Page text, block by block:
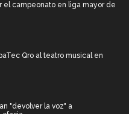
el campeonato en liga mayor de
Qro al teatro musical en
"devolver la voz" a